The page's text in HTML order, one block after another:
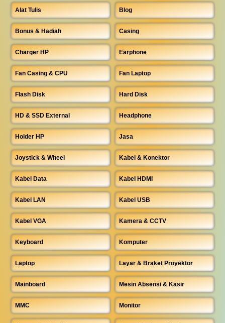
Alat Tulis Blog
Bonus & Hadiah Casing
Charger HP Earphone
Fan Casing & CPU Fan Laptop
Flash Disk Hard Disk
HD & SSD External Headphone
Holder HP Jasa
Joystick & Wheel Kabel & Konektor
Kabel Data Kabel HDMI
Kabel LAN Kabel USB
Kabel VGA Kamera & CCTV
Keyboard Komputer
Laptop Layar & Braket Proyektor
Mainboard Mesin Absensi & Kasir
MMC Monitor